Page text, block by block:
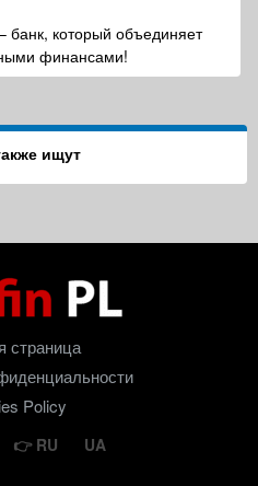
банк, который объединяет
финансами!
ищут
страница
Policy
RU UA